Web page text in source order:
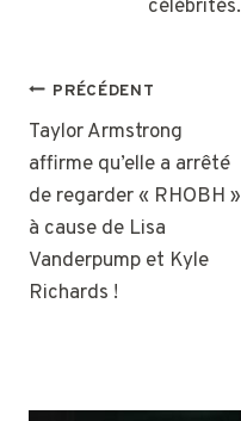
célébrités.
NAVIGATION
DE
L’ARTICLE
PRÉCÉDENT
Taylor Armstrong
affirme qu’elle a arrêté
de regarder « RHOBH »
à cause de Lisa
Vanderpump et Kyle
Richards !